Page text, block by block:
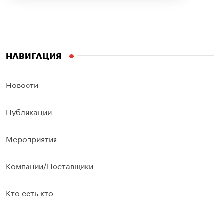
НАВИГАЦИЯ
Новости
Публикации
Мероприятия
Компании/Поставщики
Кто есть кто